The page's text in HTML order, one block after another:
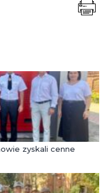
zyskali cenne